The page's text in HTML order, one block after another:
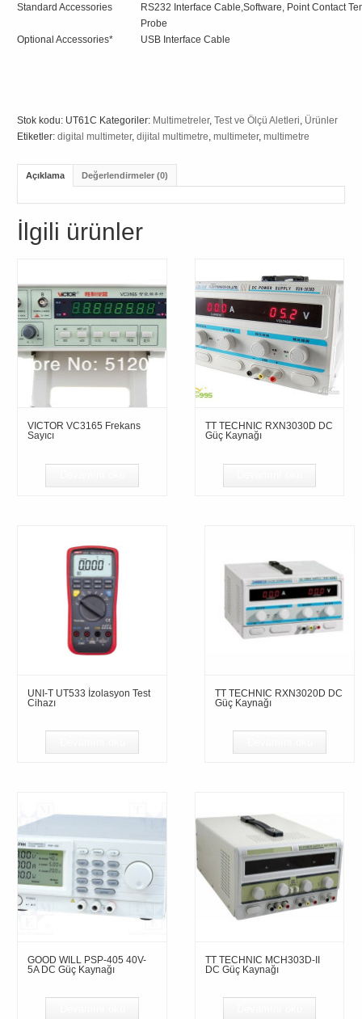
Standard Accessories
RS232 Interface Cable,Software, Point Contact
Probe
Optional Accessories*
USB Interface Cable
Stok kodu: UT61C Kategoriler: Multimetreler,Test ve Ölçü Aletleri Ürünler
Etiketler:digital multimeter,dijital multimetre ,multimeter,multimetre
Açıklama Değerlendirmeler (0)
İlgili ürünler
VICTOR VC3165 Frekans
Sayıcı
TT TECHNIC RXN3030D DC
Güç Kaynağı
UNI-T UT533 İzolasyon Test
Cihazı
TT TECHNIC RXN3020D DC
Güç Kaynağı
GOOD WILL PSP-405 40V-
5A DC Güç Kaynağı
TT TECHNIC MCH303D-II
DC Güç Kaynağı